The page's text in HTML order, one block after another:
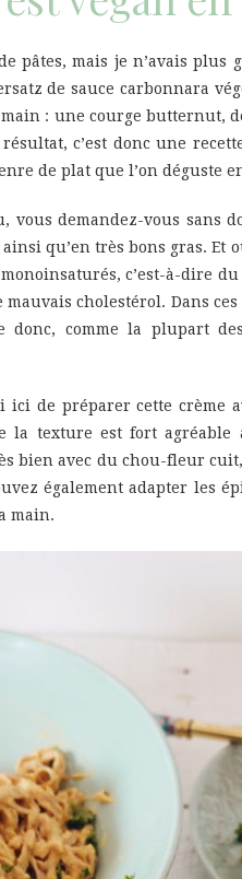
pâtes, mais je n’avais
de sauce carbonnara
main : une courge butternut,
c’est donc une
de plat que l’on déguste
vous demandez-vous sans
qu’en très bons gras. Et
c’est-à-dire
cholestérol. Dans
donc, comme la plupart
ici de préparer cette crème
la texture est fort agréable
bien avec du chou-fleur
également adapter les
main.